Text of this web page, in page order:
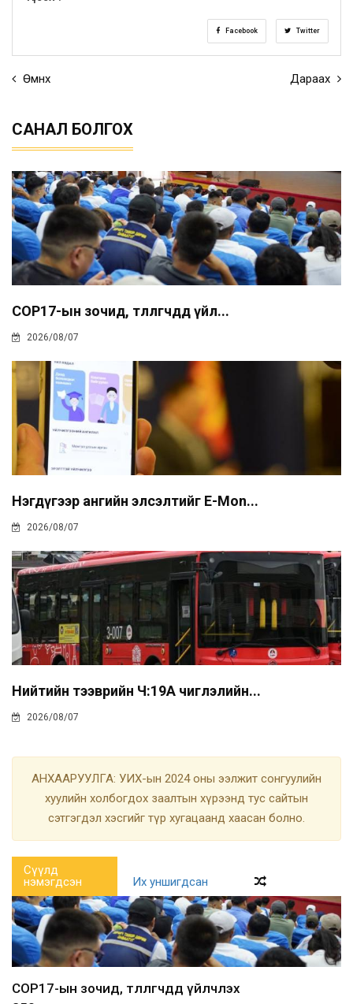
Facebook Twitter
Өмнөх Дараах
САНАЛ БОЛГОХ
COP17-ын зочид, төлөөлөгчдөд үйл...
2026/08/07
Нэгдүгээр ангийн элсэлтийг E-Mon...
2026/08/07
Нийтийн тээврийн Ч:19А чиглэлийн...
2026/08/07
АНХААРУУЛГА: УИХ-ын 2024 оны ээлжит сонгуулийн
хуулийн холбогдох заалтын хүрээнд тус сайтын
сэтгэгдэл хэсгийг түр хугацаанд хаасан болно.
Сүүлд
нэмэгдсэн
Их уншигдсан
COP17-ын зочид, төлөөлөгчдөд үйлчлэх